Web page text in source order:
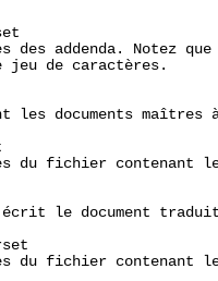
des addenda. Notez
jeu de caractères.
les documents maîtres
du fichier contenant
le document
du fichier contenant